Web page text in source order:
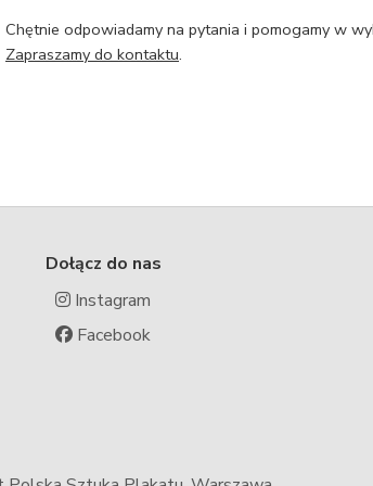
Chętnie odpowiadamy na pytania i pomogamy w
Zapraszamy do kontaktu.
Dołącz do nas
Instagram
Facebook